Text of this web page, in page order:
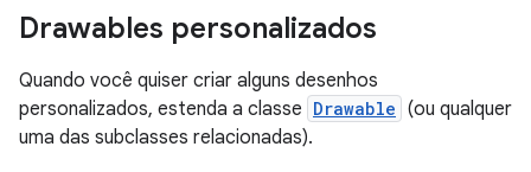
Drawables personalizados
Quando você quiser criar alguns desenhos
personalizados, estenda a classe Drawable (ou qualquer
uma das subclasses relacionadas).